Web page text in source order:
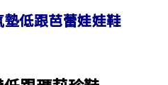
低跟芭蕾娃娃鞋